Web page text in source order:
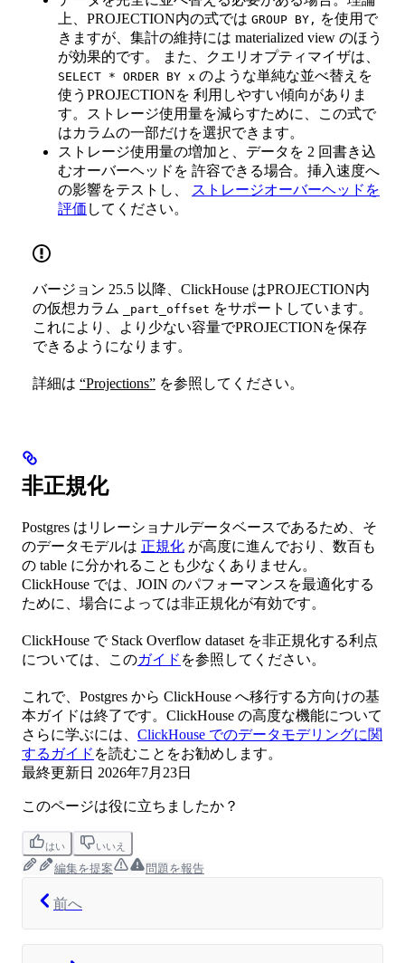
上、PROJECTION内の式では GROUP BY, を使用で
きますが、集計の維持には materialized view のほう
が効果的です。 また、クエリオプティマイザは、
SELECT * ORDER BY x のような単純な並べ替えを
使うPROJECTIONを 利用しやすい傾向がありま
す。ストレージ使用量を減らすために、この式で
はカラムの一部だけを選択できます。
ストレージ使用量の増加と、データを 2 回書き込
むオーバーヘッドを 許容できる場合。挿入速度へ
の影響をテストし、
ストレージオーバーヘッドを
評価 してください。
バージョン 25.5 以降、ClickHouse はPROJECTION内
の仮想カラム
_part_offset をサポートしています。
これにより、より少ない容量でPROJECTIONを保存
できるようになります。
詳細は “Projections” を参照してください。
非正規化
Postgres はリレーショナルデータベースであるため、そ
のデータモデルは 正規化 が高度に進んでおり、数百も
の table に分かれることも少なくありません。
ClickHouse では、JOIN のパフォーマンスを最適化する
ために、場合によっては非正規化が有効です。
ClickHouse で Stack Overflow dataset を非正規化する利点
については、このガイド を参照してください。
これで、Postgres から ClickHouse へ移行する方向けの基
本ガイドは終了です。ClickHouse の高度な機能について
さらに学ぶには、 ClickHouse でのデータモデリングに関
するガイド を読むことをお勧めします。
最終更新日 2026年7月23日
このページは役に立ちましたか？
はい いいえ
編集を提案 問題を報告
前へ